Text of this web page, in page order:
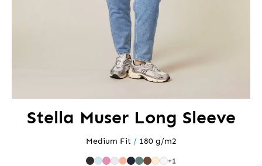
Stella Muser Long Sleeve
Medium Fit / 180 g/m2
+1